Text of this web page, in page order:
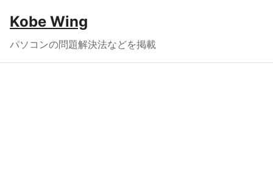
Kobe Wing
パソコンの問題解決法などを掲載